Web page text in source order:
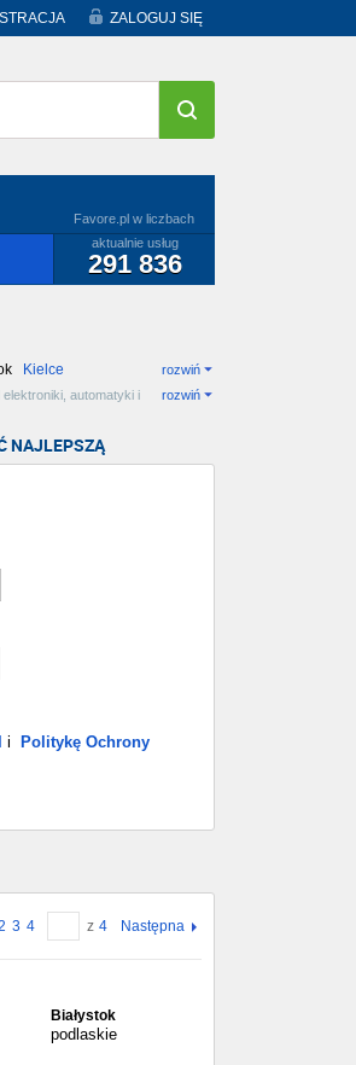
ZALOGUJ SIĘ
Favore.pl w liczbach
aktualnie usług
291 836
Kielce
rozwiń
automatyki i
rozwiń
NAJLEPSZĄ
i
Politykę Ochrony
3 4 z 4 Następna
Białystok
podlaskie